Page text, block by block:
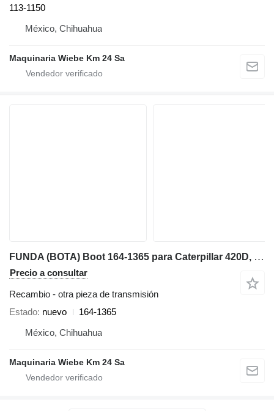
113-1150
México, Chihuahua
Maquinaria Wiebe Km 24 Sa
FUNDA (BOTA) Boot 164-1365 para Caterpillar 420D, 442D, 432D, 424B, 428D, 430D, 416 retroexcavadora
Precio a consultar
Recambio - otra pieza de transmisión
Estado nuevo
164-1365
México, Chihuahua
Maquinaria Wiebe Km 24 Sa